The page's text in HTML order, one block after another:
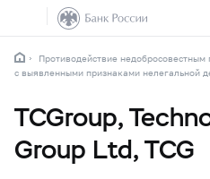
Противодействие недобросовестным
с выявленными признаками нелегальной
TCGroup,
Group Ltd, TCG